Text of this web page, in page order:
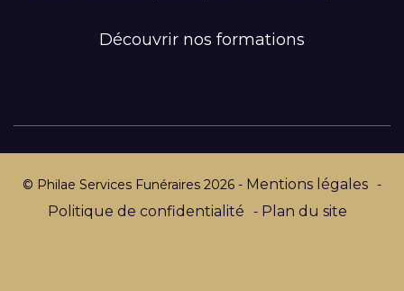
Normandie
Par département :
Découvrir nos formations
© Philae Services Funéraires 2026 - Mentions légales -
Politique de confidentialité - Plan du site